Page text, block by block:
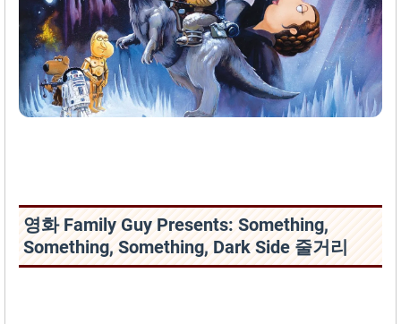
영화 Family Guy Presents: Something,
Something, Something, Dark Side 줄거리